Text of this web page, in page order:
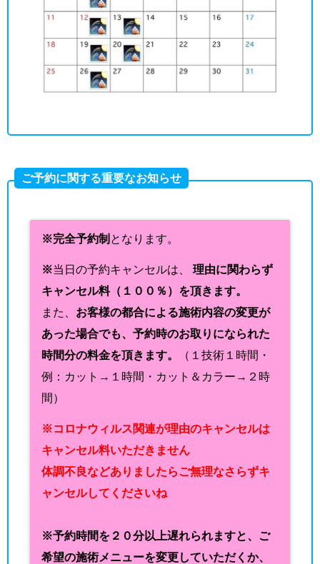
ご予約に関する重要なお知らせ
※完全予約制 となります。
※当日の予約キャンセルは、 理由に関わらず
キャンセル料（１００％）を頂きます。
また、 お客様の都合による施術内容の変更が
あった場合でも、予約時のお取りになられた
時間分の料金を頂きます。
（１技術１時間・
例：カット→１時間・カット＆カラー→２時
間）
※コロナウィルス関連が理由のキャンセルは
キャンセル料いただきません
体調不良などありましたらご無理なさらずキ
ャンセルしてくださいね
※予約時間を２０分以上遅れられますと、ご
希望の施術メニューを変更していただくか、